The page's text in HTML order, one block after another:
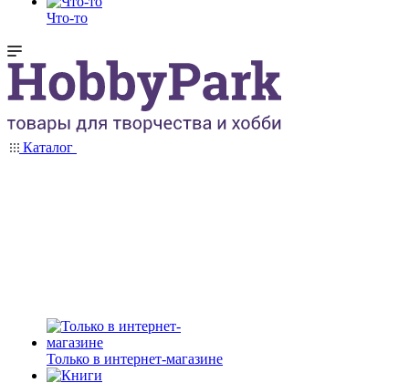
Что-то
Каталог
Только в интернет-магазине